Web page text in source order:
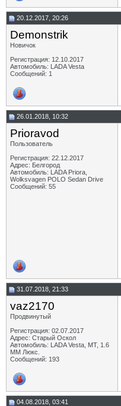
20.12.2017, 20:26
Demonstrik
Новичок
Регистрация: 12.10.2017
Автомобиль: LADA Vesta
Сообщений: 1
26.01.2018, 10:32
Prioravod
Пользователь
Регистрация: 22.12.2017
Адрес: Белгород
Автомобиль: LADA Priora,
Wolksvagen POLO Sedan Drive
Сообщений: 55
31.07.2018, 21:33
vaz2170
Продвинутый
Регистрация: 02.07.2017
Адрес: Старый Оскол
Автомобиль: LADA Vesta, МТ, 1.6
ММ Люкс.
Сообщений: 193
04.08.2018, 03:41